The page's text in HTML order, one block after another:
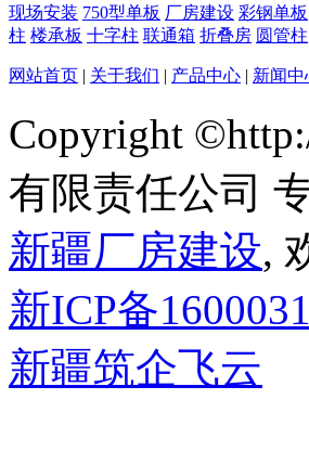
现场安装 750型单板 厂房建设 彩钢单板
柱 楼承板 十字柱 联通箱 折叠房 圆管柱
网站首页 | 关于我们 | 产品中心 | 新闻中
Copyright
有限责任公司
新疆厂房建设,
新ICP备
新疆筑企飞云